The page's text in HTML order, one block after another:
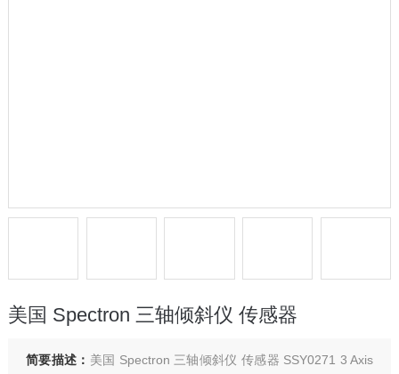
美国 Spectron 三轴倾斜仪 传感器
简要描述： 美国 Spectron 三轴倾斜仪 传感器 SSY0271 3 Axis